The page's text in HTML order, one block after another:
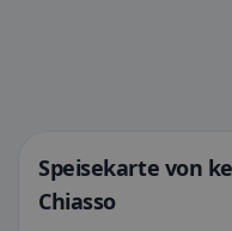
Speisekarte von
Chiasso